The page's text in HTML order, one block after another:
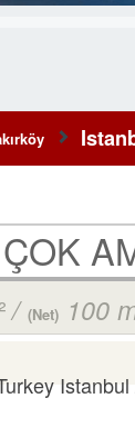
/ (Net)100
Istanbul